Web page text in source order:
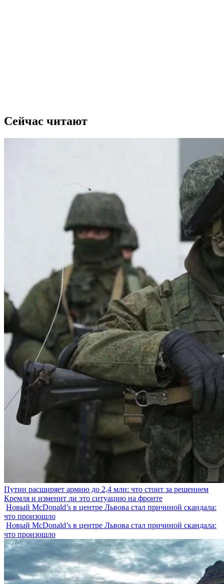
Сейчас читают
Путин расширяет армию до 2,4 млн: что стоит за решением
Кремля и изменит ли это ситуацию на фронте
Новый McDonald’s в центре Львова стал причиной скандала:
что произошло
Новый McDonald’s в центре Львова стал причиной скандала:
что произошло